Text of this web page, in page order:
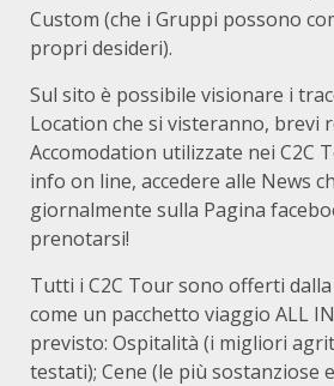
Custom (che i Gruppi possono
propri desideri).
Sul sito è possibile visionare i
Location che si visteranno, brevi
Accomodation utilizzate nei C2C
info on line, accedere alle News
giornalmente sulla Pagina
prenotarsi!
Tutti i C2C Tour sono offerti dalla
come un pacchetto viaggio ALL
previsto: Ospitalità (i migliori
testati); Cene (le più sostanziose